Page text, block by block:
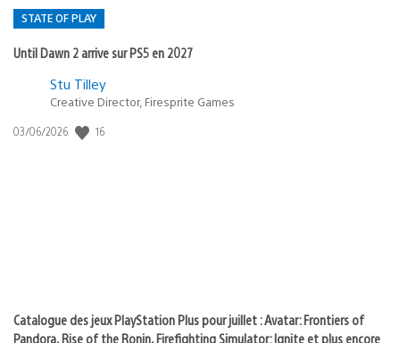
STATE OF PLAY
Until Dawn 2 arrive sur PS5 en 2027
Postée
:
Stu Tilley
Creative Director, Firesprite Games
Date
03/06/2026 16
Catalogue des jeux PlayStation Plus pour juillet : Avatar: Frontiers of
Pandora, Rise of the Ronin, Firefighting Simulator: Ignite et plus encore